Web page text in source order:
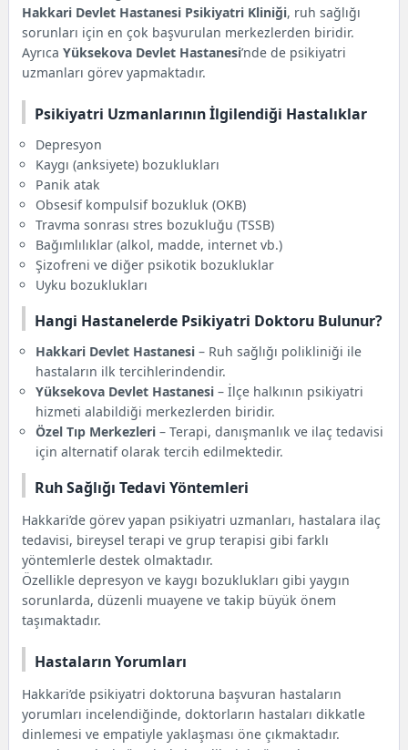
Hastaların Yorumları
Ameliyat Merkezi Ekibi Ne Diyor?
Hakkari Devlet Hastanesi Psikiyatri Kliniği, ruh sağlığı
sorunları için en çok başvurulan merkezlerden biridir.
AyrıcaYüksekova Devlet Hastanesi’nde de psikiyatri
uzmanları görev yapmaktadır.
Psikiyatri Uzmanlarının İlgilendiği Hastalıklar
Depresyon
Kaygı (anksiyete) bozuklukları
Panik atak
Obsesif kompulsif bozukluk (OKB)
Travma sonrası stres bozukluğu (TSSB)
Bağımlılıklar (alkol, madde, internet vb.)
Şizofreni ve diğer psikotik bozukluklar
Uyku bozuklukları
Hangi Hastanelerde Psikiyatri Doktoru Bulunur?
Hakkari Devlet Hastanesi – Ruh sağlığı polikliniği ile
hastaların ilk tercihlerindendir.
Yüksekova Devlet Hastanesi – İlçe halkının psikiyatri
hizmeti alabildiği merkezlerden biridir.
Özel Tıp Merkezleri – Terapi, danışmanlık ve ilaç tedavisi
için alternatif olarak tercih edilmektedir.
Ruh Sağlığı Tedavi Yöntemleri
Hakkari’de görev yapan psikiyatri uzmanları, hastalara ilaç
tedavisi, bireysel terapi ve grup terapisi gibi farklı
yöntemlerle destek olmaktadır.
Özellikle depresyon ve kaygı bozuklukları gibi yaygın
sorunlarda, düzenli muayene ve takip büyük önem
taşımaktadır.
Hastaların Yorumları
Hakkari’de psikiyatri doktoruna başvuran hastaların
yorumları incelendiğinde, doktorların hastaları dikkatle
dinlemesi ve empatiyle yaklaşması öne çıkmaktadır.